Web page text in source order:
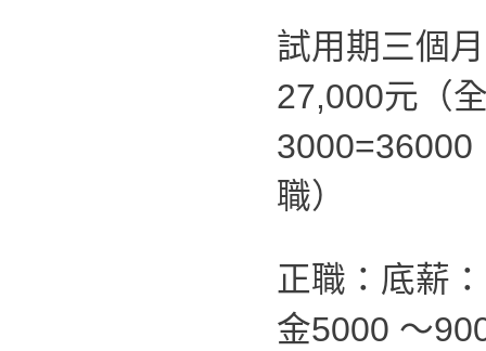
試用期三個
27,000元（
3000=36000
職）
正職：底薪
金5000 ～